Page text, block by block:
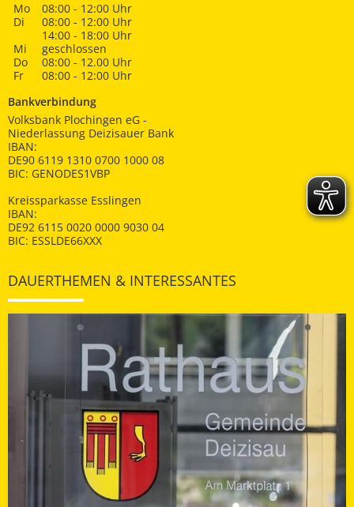
Mo
08:00 - 12:00 Uhr
Di
08:00 - 12:00 Uhr
14:00 - 18:00 Uhr
Mi
geschlossen
Do
08:00 - 12.00 Uhr
Fr
08:00 - 12:00 Uhr
Bankverbindung
Volksbank Plochingen eG -
Niederlassung Deizisauer Bank
IBAN:
DE90 6119 1310 0700 1000 08
BIC: GENODES1VBP
Kreissparkasse Esslingen
IBAN:
DE92 6115 0020 0000 9030 04
BIC: ESSLDE66XXX
DAUERTHEMEN & INTERESSANTES